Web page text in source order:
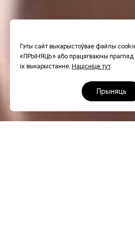
Гэты сайт выкарыстоўвае файлы
«ПРЫНЯЦЬ» або працягваючы прагляд
іх выкарыстанне. Націсніце тут.
прыняць